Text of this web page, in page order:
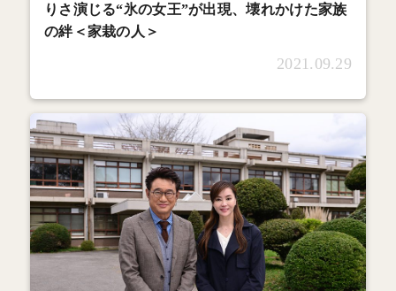
りさ演じる“氷の女王”が出現、壊れかけた家族
の絆＜家栽の人＞
2021.09.29